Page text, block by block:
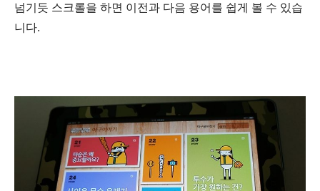
넘기듯 스크롤을 하면 이전과 다음 용어를 쉽게 볼 수 있습
니다.